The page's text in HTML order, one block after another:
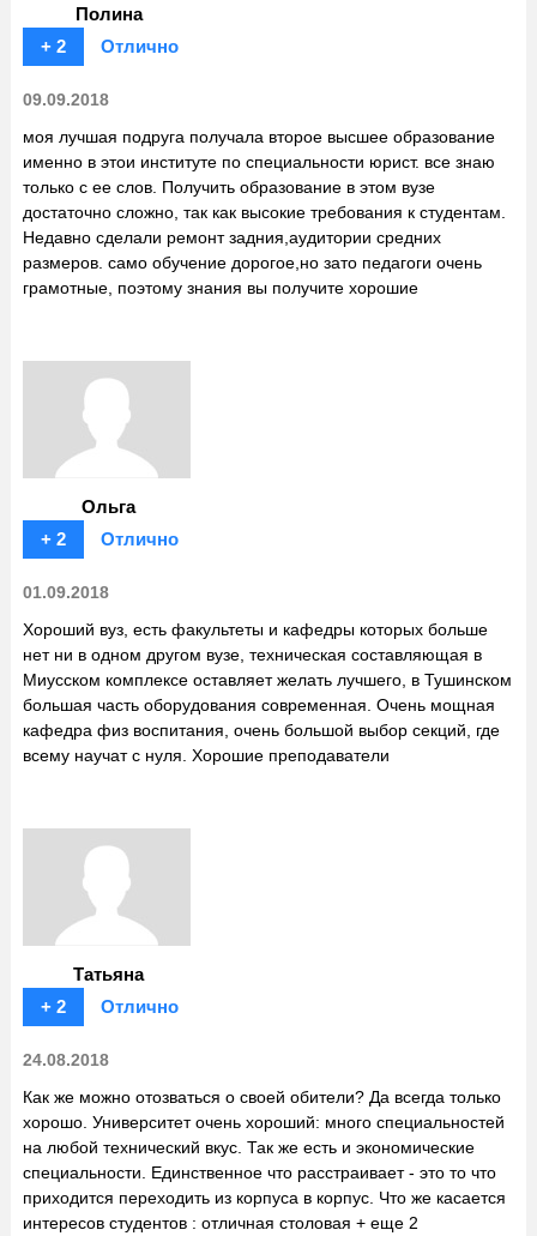
Полина
+ 2
Отлично
09.09.2018
моя лучшая подруга получала второе высшее образование
именно в этои институте по специальности юрист. все знаю
только с ее слов. Получить образование в этом вузе
достаточно сложно, так как высокие требования к студентам.
Недавно сделали ремонт задния,аудитории средних
размеров. само обучение дорогое,но зато педагоги очень
грамотные, поэтому знания вы получите хорошие
Ольга
+ 2
Отлично
01.09.2018
Хороший вуз, есть факультеты и кафедры которых больше
нет ни в одном другом вузе, техническая составляющая в
Миусском комплексе оставляет желать лучшего, в Тушинском
большая часть оборудования современная. Очень мощная
кафедра физ воспитания, очень большой выбор секций, где
всему научат с нуля. Хорошие преподаватели
Татьяна
+ 2
Отлично
24.08.2018
Как же можно отозваться о своей обители? Да всегда только
хорошо. Университет очень хороший: много специальностей
на любой технический вкус. Так же есть и экономические
специальности. Единственное что расстраивает - это то что
приходится переходить из корпуса в корпус. Что же касается
интересов студентов : отличная столовая + еще 2